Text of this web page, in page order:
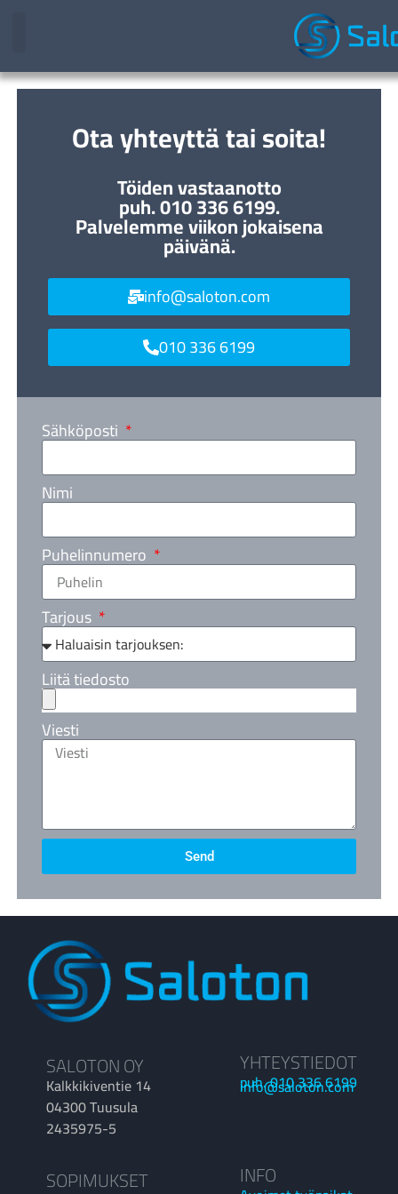
Ota yhteyttä tai soita!
Töiden vastaanotto
puh. 010 336 6199.
Palvelemme viikon jokaisena
päivänä.
info@saloton.com
010 336 6199
Sähköposti
Nimi
Puhelinnumero
Tarjous
Liitä tiedosto
Viesti
Send
SALOTON OY
Kalkkikiventie 14
04300 Tuusula
2435975-5
YHTEYSTIEDOT
puh. 010 336 6199
info@saloton.com
SOPIMUKSET INFO